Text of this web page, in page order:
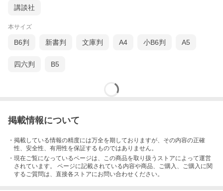
講談社
本サイズ
B6判 新書判 文庫判 A4 小B6判 A5
四六判 B5
掲載情報について
・掲載している情報の精度には万全を期しておりますが、その内容の正確
性、安全性、有用性を保証するものではありません。
・現在ご覧になっているページは、この商品を取り扱うストアによって運営
されています。 ページに記載されている内容や商品、ご購入 、ご購入に関
するご質問は、直接各ストアにお問い合わせください。